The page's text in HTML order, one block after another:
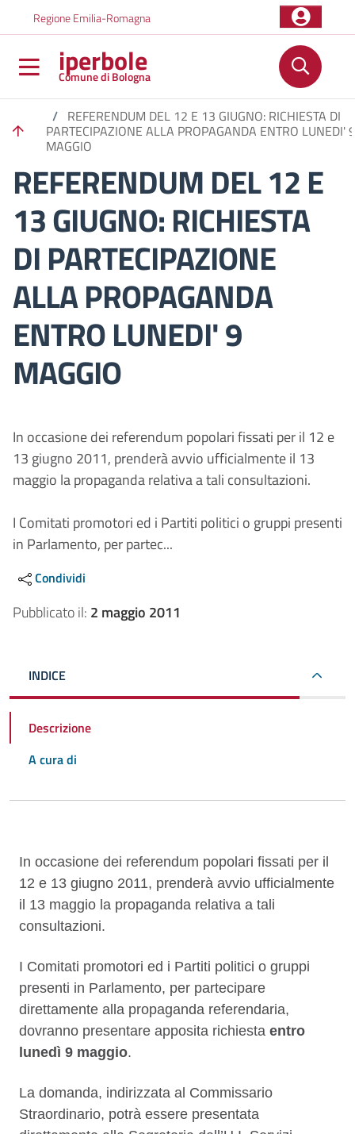
Regione Emilia-Romagna
iperbole
Comune di Bologna
/ REFERENDUM DEL 12 E 13 GIUGNO: RICHIESTA DI
PARTECIPAZIONE ALLA PROPAGANDA ENTRO LUNEDI' 9
MAGGIO
REFERENDUM DEL 12 E
13 GIUGNO: RICHIESTA
DI PARTECIPAZIONE
ALLA PROPAGANDA
ENTRO LUNEDI' 9
MAGGIO
In occasione dei referendum popolari fissati per il 12 e
13 giugno 2011, prenderà avvio ufficialmente il 13
maggio la propaganda relativa a tali consultazioni.
I Comitati promotori ed i Partiti politici o gruppi presenti
in Parlamento, per partec...
Condividi
Pubblicato il: 2 maggio 2011
INDICE
Descrizione
A cura di
Descrizione
In occasione dei referendum popolari fissati per il
12 e 13 giugno 2011, prenderà avvio ufficialmente
il 13 maggio la propaganda relativa a tali
consultazioni.
I Comitati promotori ed i Partiti politici o gruppi
presenti in Parlamento, per partecipare
direttamente alla propaganda referendaria,
dovranno presentare apposita richiesta entro
lunedì 9 maggio.
La domanda, indirizzata al Commissario
Straordinario, potrà essere presentata